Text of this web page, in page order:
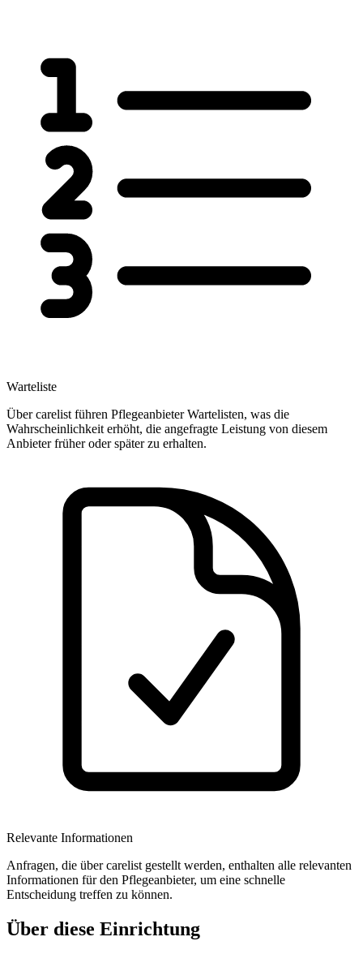
Warteliste
Über carelist führen Pflegeanbieter Wartelisten, was die
Wahrscheinlichkeit erhöht, die angefragte Leistung von diesem
Anbieter früher oder später zu erhalten.
Relevante Informationen
Anfragen, die über carelist gestellt werden, enthalten alle relevanten
Informationen für den Pflegeanbieter, um eine schnelle
Entscheidung treffen zu können.
Über diese Einrichtung